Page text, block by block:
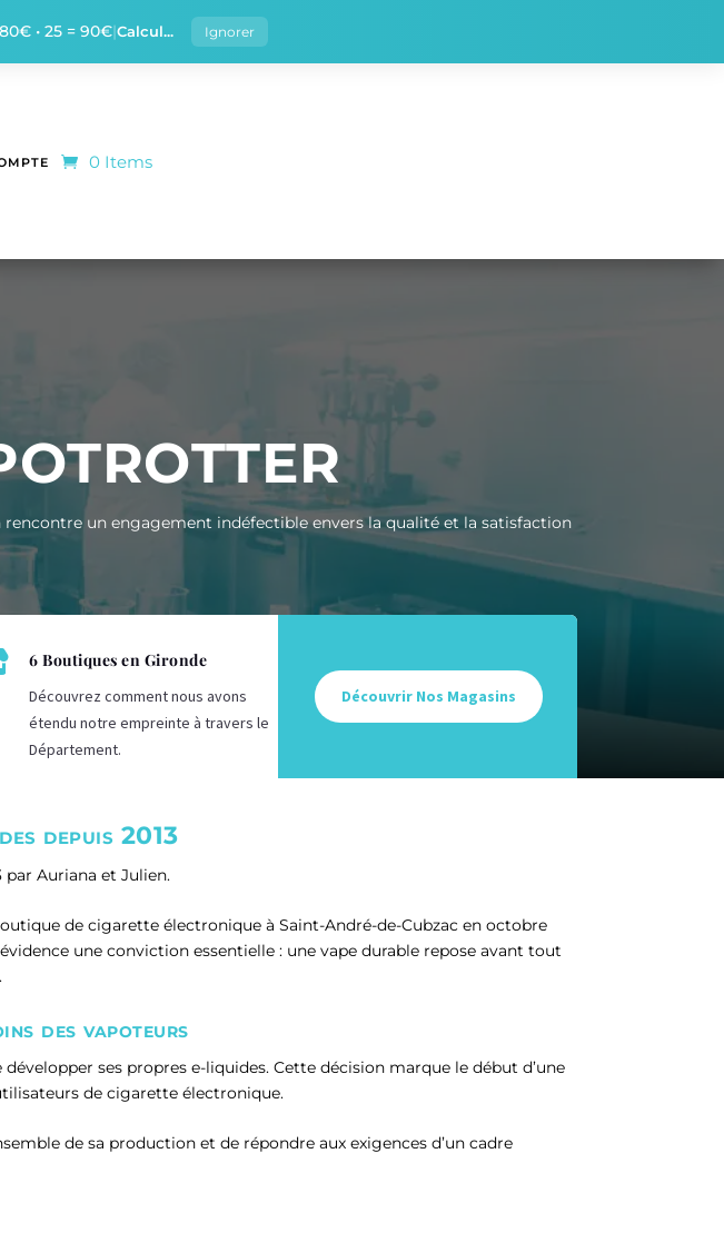
• 25 = 90€|Calcul... Ignorer
0 Items
un engagement indéfectible envers la qualité et la satisfaction
6 Boutiques en Gironde
Découvrez comment nous avons
étendu notre empreinte à travers le
Département.
Découvrir Nos Magasins
depuis 2013
par Auriana et Julien.
de cigarette électronique à Saint-André-de-Cubzac en octobre
une conviction essentielle : une vape durable repose avant tout
des vapoteurs
ses propres e-liquides. Cette décision marque le début d’une
de cigarette électronique.
de sa production et de répondre aux exigences d’un cadre